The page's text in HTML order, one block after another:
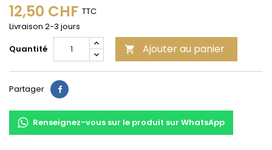
12,50 CHF TTC
Livraison 2-3 jours
Quantité
 Ajouter au panier
Partager Partager
Renseignez-vous sur le produit sur WhatsApp